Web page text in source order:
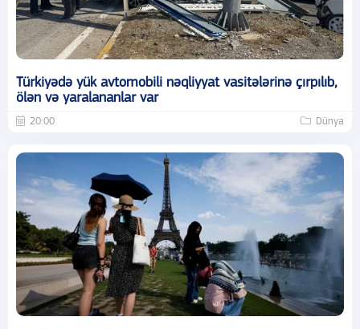
Türkiyədə yük avtomobili nəqliyyat vasitələrinə çırpılıb,
ölən və yaralananlar var
20:00 Dünya